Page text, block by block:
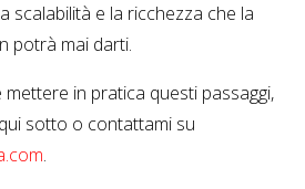
scalabilità e la ricchezza che la
potrà mai darti.
mettere in pratica questi passaggi,
sotto o contattami su
.com.